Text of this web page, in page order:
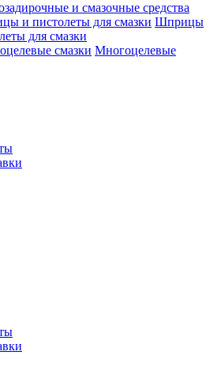
и смазочные средства
Шприцы
для смазки
Многоцелевые